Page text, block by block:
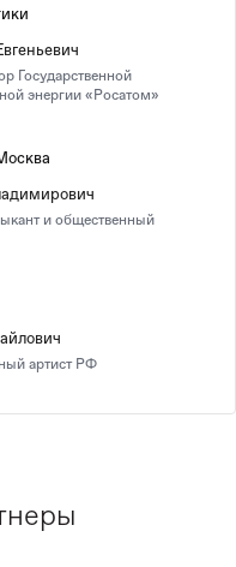
Государственной
энергии «Росатом»
и общественный
артист РФ